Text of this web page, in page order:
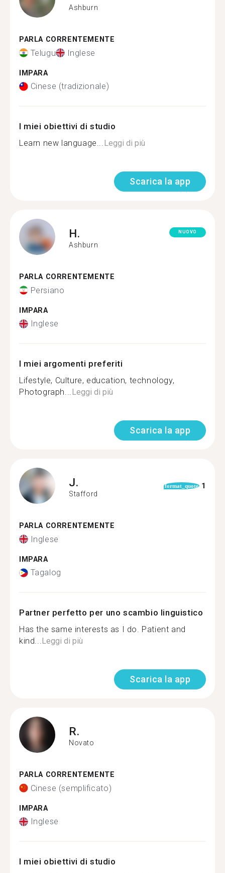
Ashburn
PARLA CORRENTEMENTE
Telugu Inglese
IMPARA
Cinese (tradizionale)
I miei obiettivi di studio
Learn new language...Leggi di più
Scarica la app
H.
Ashburn
NUOVO
PARLA CORRENTEMENTE
Persiano
IMPARA
Inglese
I miei argomenti preferiti
Lifestyle, Culture, education, technology,
Photograph...Leggi di più
Scarica la app
J.
Stafford
format_quote 1
PARLA CORRENTEMENTE
Inglese
IMPARA
Tagalog
Partner perfetto per uno scambio linguistico
Has the same interests as I do. Patient and
kind...Leggi di più
Scarica la app
R.
Novato
PARLA CORRENTEMENTE
Cinese (semplificato)
IMPARA
Inglese
I miei obiettivi di studio